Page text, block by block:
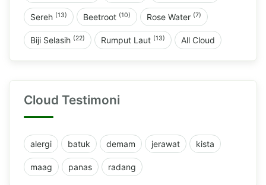
Sereh (13) Beetroot (10) Rose Water (7)
Biji Selasih (22) Rumput Laut (13) All Cloud
Cloud Testimoni
alergi batuk demam jerawat kista
maag panas radang